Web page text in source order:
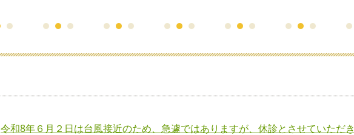
令和8年６月２日は台風接近のため、急遽ではありますが、休診とさせていただき